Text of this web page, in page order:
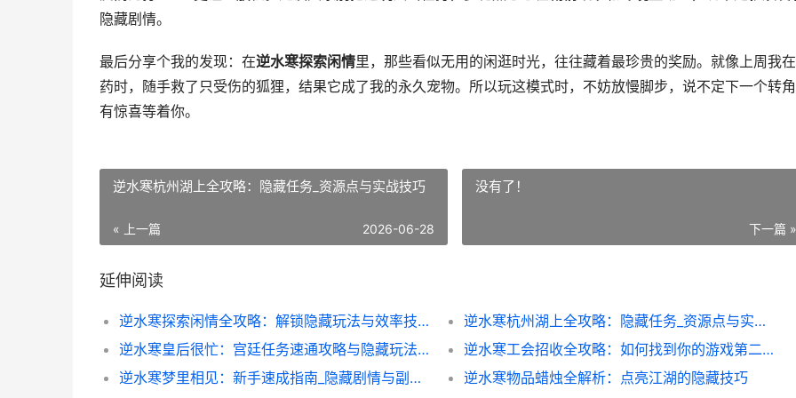
隐藏剧情。
最后分享个我的发现：在逆水寒探索闲情里，那些看似无用的闲逛时光，往往藏着最珍贵的奖励。就像上周我
药时，随手救了只受伤的狐狸，结果它成了我的永久宠物。所以玩这模式时，不妨放慢脚步，说不定下一个转
有惊喜等着你。
逆水寒杭州湖上全攻略：隐藏任务_资源点与实战技巧
« 上一篇 2026-06-28
没有了！
下一篇 »
延伸阅读
逆水寒探索闲情全攻略：解锁隐藏玩法与效率技巧
逆水寒杭州湖上全攻略：隐藏任务_资源点与实战技巧
逆水寒皇后很忙：宫廷任务速通攻略与隐藏玩法全解析
逆水寒工会招收全攻略：如何找到你的游戏第二个家
逆水寒梦里相见：新手速成指南_隐藏剧情与副本技巧全揭秘
逆水寒物品蜡烛全解析：点亮江湖的隐藏技巧